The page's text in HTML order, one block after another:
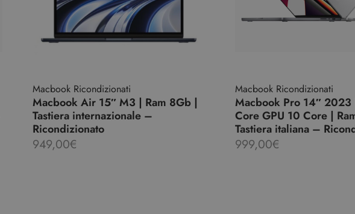
Macbook Ricondizionati
Macbook Air 15″ M3 | Ram 8Gb |
Tastiera internazionale –
Ricondizionato
949,00€
Macbook Ricondizionati
Macbook Pro 14″
Core GPU 10 Core |
Tastiera italiana –
999,00€